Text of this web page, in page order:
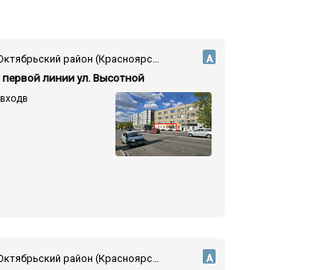
Красноярск — Октябрьский район (Красноярск) — ул. Высотная
линии ул. Высотной
А
Красноярск — Октябрьский район (Красноярск) — ул. Высотная А